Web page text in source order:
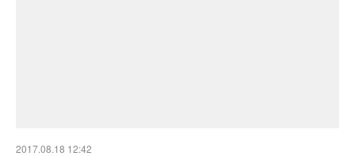
2017.08.18 12:42